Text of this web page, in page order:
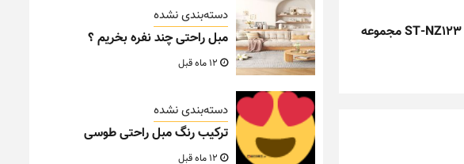
استند گلدان مدل ST-NZ123 مجموعه
دسته‌بندی نشده
مبل راحتی چند نفره بخریم ؟
دسته‌بندی نشده
ترکیب رنگ مبل راحتی طوسی